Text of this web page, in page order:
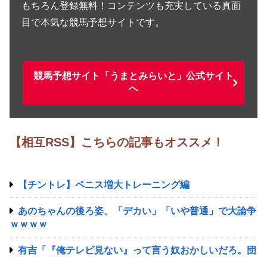
もちろん登録無料！コンテンツも充実している真面
目で本気な競馬予想サイトです。
競馬予想サイト「うまとみらいと」公式サイト
へ
【相互RSS】こちらの記事もオススメ！
【チントレ】ペニス増大トレーニング編
あのちゃんの後ろ姿、「デカい」「いや普通」で大論争
ｗｗｗｗ
有吉「『俺テレビ見ない』って言う奴おかしいだろ。団